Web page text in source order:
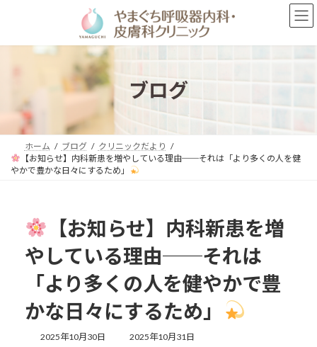
ン
プ
ー
動
ブログ
ホーム ブログ
クリニックだより
【お知らせ】内科新患を増やしている理由──それは「より多くの人を健
やかで豊かな日々にするため」
【お知らせ】内科新患を増
やしている理由──それは
「より多くの人を健やかで豊
かな日々にするため」
2025年10月30日
最
2025年10月31日